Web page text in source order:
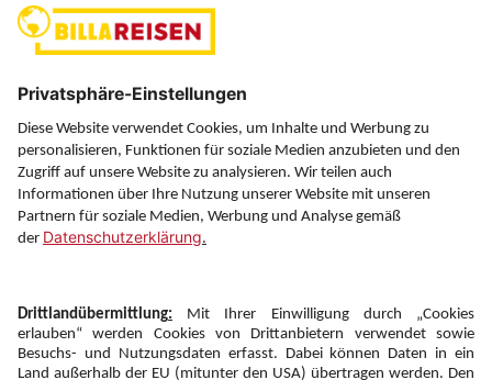
Über uns
Service
Information
Folgen Sie uns auf
Newsletter: